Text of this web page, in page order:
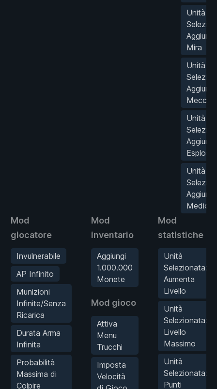
Unità
Mira
Unità
Unità
Esplosivi
Unità
Mod
giocatore
Invulnerabile
AP Infinito
Munizioni
Infinite/Senza
Ricarica
Durata Arma
Infinita
Probabilità
Massima di
Colpire
Mod
inventario
Aggiungi
1.000.000
Monete
Mod gioco
Attiva
Menu
Trucchi
Imposta
Velocità
Mod
statistiche
Unità
Selezionata:
Aumenta
Livello
Unità
Selezionata:
Livello
Massimo
Unità
Selezionata:
Punti